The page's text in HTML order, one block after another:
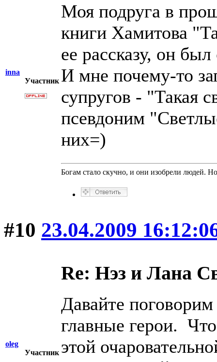
inna
Участник
Моя подруга в
книги Хамитова
ее рассказу, он
И мне почему-то
супругов - "Такая
псевдоним
них=)
Богам стало скучно, и они изобрели людей.
#10 23.04.2009
oleg
Участник
Re: Нэз и Лана
Давайте
главные герои.
этой